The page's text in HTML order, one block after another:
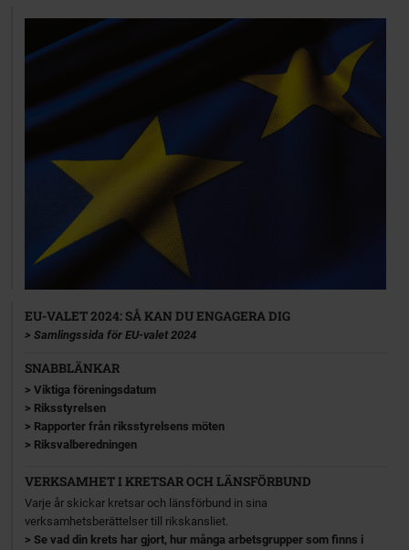
EU-VALET 2024: SÅ KAN DU ENGAGERA DIG
> Samlingssida för EU-valet 2024
SNABBLÄNKAR
>Viktiga föreningsdatum
> Riksstyrelsen
> Rapporter från riksstyrelsens möten
> Riksvalberedningen
VERKSAMHET I KRETSAR OCH LÄNSFÖRBUND
Varje år skickar kretsar och länsförbund in sina
verksamhetsberättelser till rikskansliet.
> Se vad din krets har gjort, hur många arbetsgrupper som finns i